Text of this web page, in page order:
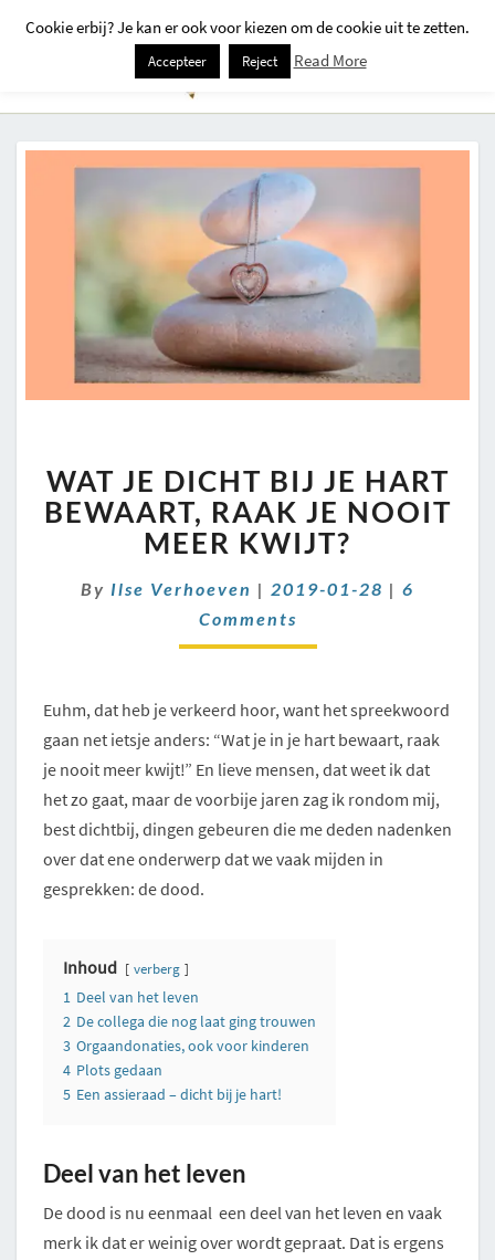
JE
DICHT
BIJ
JE
BEWAART,
RAAK
JE
KWIJT?
WAT JE DICHT BIJ JE HART
BEWAART, RAAK JE NOOIT
MEER KWIJT?
By Ilse Verhoeven | 2019-01-28 | 6
Comments
Euhm, dat heb je verkeerd hoor, want het spreekwoord
gaan net ietsje anders: “Wat je in je hart bewaart, raak
je nooit meer kwijt!” En lieve mensen, dat weet ik dat
het zo gaat, maar de voorbije jaren zag ik rondom mij,
best dichtbij, dingen gebeuren die me deden nadenken
over dat ene onderwerp dat we vaak mijden in
gesprekken: de dood.
Inhoud verberg
1 Deel van het leven
2 De collega die nog laat ging trouwen
3 Orgaandonaties, ook voor kinderen
4 Plots gedaan
5 Een assieraad – dicht bij je hart!
Deel van het leven
De dood is nu eenmaal een deel van het leven en vaak
merk ik dat er weinig over wordt gepraat. Dat is ergens
Cookie erbij? Je kan er ook voor kiezen om de cookie uit te zetten.
Accepteer Reject Read More